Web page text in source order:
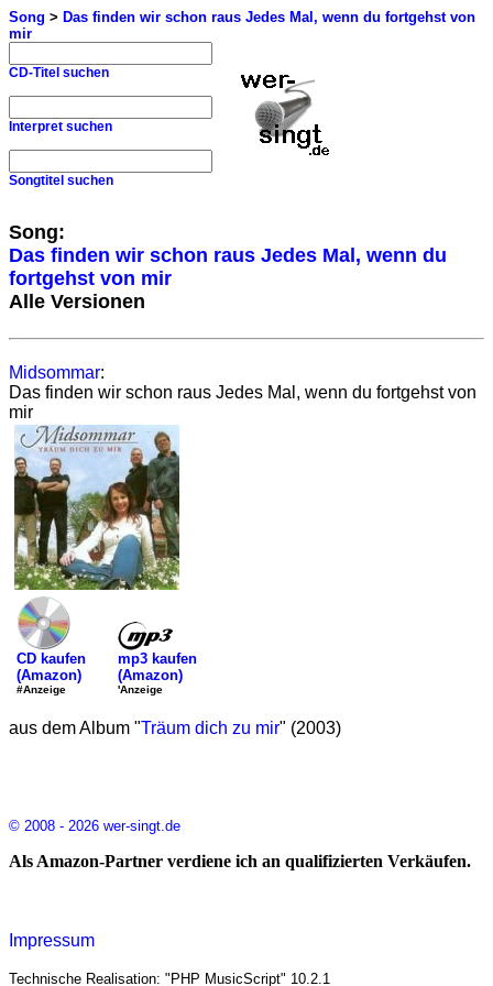
Song > Das finden wir schon raus Jedes Mal, wenn du fortgehst von
mir
CD-Titel suchen
Interpret suchen
Songtitel suchen
Song:
Das finden wir schon raus Jedes Mal, wenn du
fortgehst von mir
Alle Versionen
Midsommar:
Das finden wir schon raus Jedes Mal, wenn du fortgehst von
mir
CD kaufen
(Amazon)
#Anzeige
mp3 kaufen
(Amazon)
'Anzeige
aus dem Album "Träum dich zu mir" (2003)
© 2008 - 2026 wer-singt.de
Als Amazon-Partner verdiene ich an qualifizierten Verkäufen.
Impressum
Technische Realisation: "PHP MusicScript" 10.2.1